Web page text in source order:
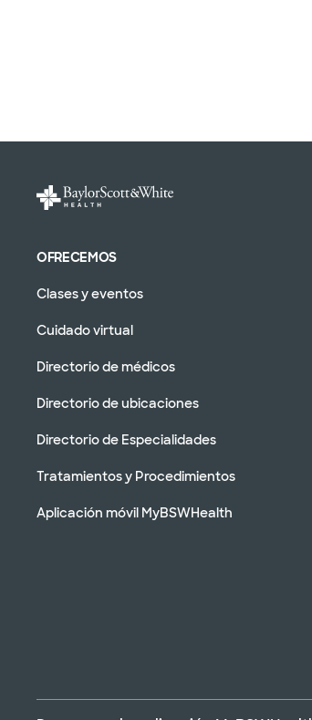
OFRECEMOS
Clases y eventos
Cuidado virtual
Directorio de médicos
Directorio de ubicaciones
Directorio de Especialidades
Tratamientos y Procedimientos
Aplicación móvil MyBSWHealth